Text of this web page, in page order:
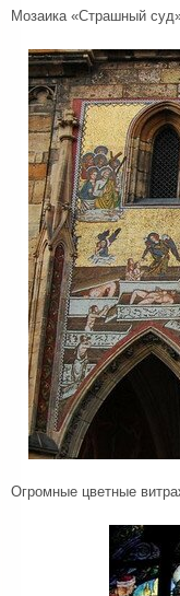
Мозаика «Страшный
Огромные цветные